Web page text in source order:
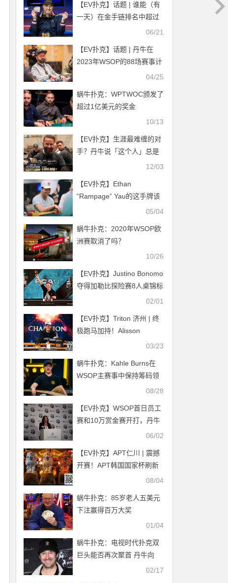
【EV扑克】话题 | 谁能（有
一天）在金手链排名中超过
06/21
【EV扑克】话题 | 丹牛在
2023年WSOP的88场赛事计
04/25
蜗牛扑克：WPTWOC颁发了
超过1亿美元的奖金
10/13
【EV扑克】生涯最难缠的对
手？丹牛说「这个人」总是
让他很头痛！WSOP开幕赛
12/03
【EV扑克】Ethan
“Rampage” Yau的这手牌该
05/04
蜗牛扑克：2020年WSOP欧
洲赛取消了吗？
10/26
【EV扑克】Justino Bonomo
夺得加勒比探险赛8人桌锦标
02/01
【EV扑克】Triton 济州 | 终
极跑马加持！Alisson
Piekazewicz 横扫神秘赏金
03/23
蜗牛扑克：Kahle Burns在
WSOP主赛事中保持筹码领
08/28
【EV扑克】WSOP首日员工
赛和10万赏金赛开打，丹牛
06/02
【EV扑克】APT仁川 | 震撼
开赛！APT韩国国家杯刷新
08/04
蜗牛扑克：85岁老人五美元
下注赢得百万大奖
01/04
蜗牛扑克：电视时代扑克双
巨头能否再次聚首 丹牛向
Phil Hellmuth发起单挑战02/17